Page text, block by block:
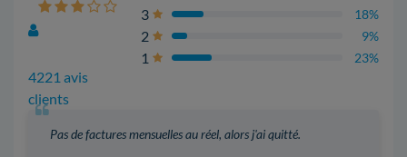
4221 avis
clients
3
18%
2 9%
1 23%
Pas de factures mensuelles au réel, alors j'ai quitté.